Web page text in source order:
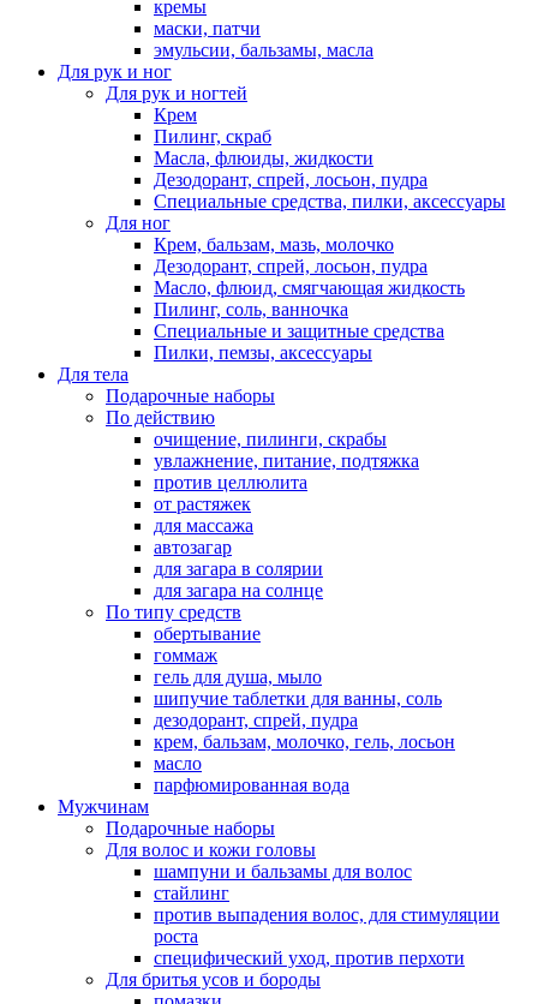
кремы
маски, патчи
эмульсии, бальзамы, масла
Для рук и ног
Для рук и ногтей
Крем
Пилинг, скраб
Масла, флюиды, жидкости
Дезодорант, спрей, лосьон, пудра
Специальные средства, пилки, аксессуары
Для ног
Крем, бальзам, мазь, молочко
Дезодорант, спрей, лосьон, пудра
Масло, флюид, смягчающая жидкость
Пилинг, соль, ванночка
Специальные и защитные средства
Пилки, пемзы, аксессуары
Для тела
Подарочные наборы
По действию
очищение, пилинги, скрабы
увлажнение, питание, подтяжка
против целлюлита
от растяжек
для массажа
автозагар
для загара в солярии
для загара на солнце
По типу средств
обертывание
гоммаж
гель для душа, мыло
шипучие таблетки для ванны, соль
дезодорант, спрей, пудра
крем, бальзам, молочко, гель, лосьон
масло
парфюмированная вода
Мужчинам
Подарочные наборы
Для волос и кожи головы
шампуни и бальзамы для волос
стайлинг
против выпадения волос, для стимуляции
роста
специфический уход, против перхоти
Для бритья усов и бороды